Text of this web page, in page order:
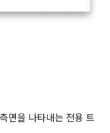
면을 나타내는 전용 트